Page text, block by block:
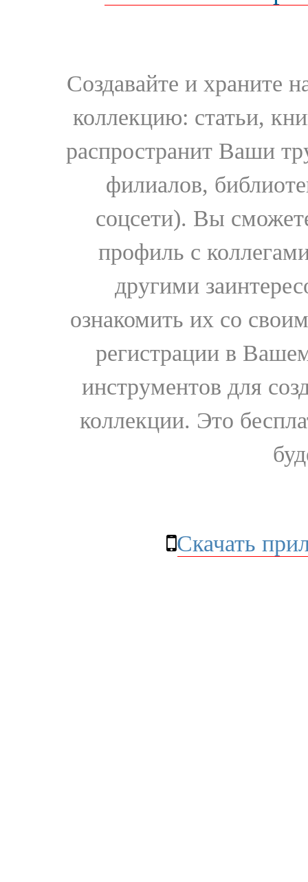
Создавайте и храните
коллекцию: статьи,
распространит Ваши
филиалов,
соцсети). Вы
профиль с
другими
ознакомить их со
регистрации в
инструментов для
коллекции. Это
Скачать